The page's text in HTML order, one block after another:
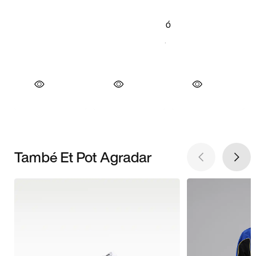
També Et Pot Agradar